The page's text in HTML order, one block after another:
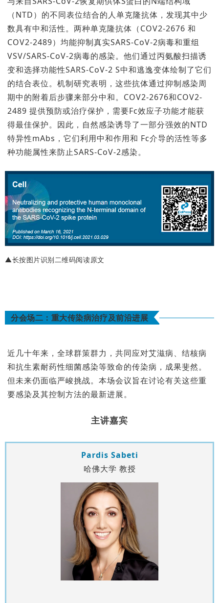
（NTD）的不同表位结合的人单克隆抗体，发现其中少
数具有中和活性。两种单克隆抗体（COV2-2676 和
COV2-2489）均能抑制真实SARS-CoV-2病毒和重组
VSV/SARS-CoV-2病毒的感染。他们通过丙氨酸扫描诱
变和选择功能性SARS-CoV-2 S中和逃逸变体绘制了它们
的结合表位。机制研究表明，这些抗体通过抑制感染周
期中的附着后步骤来部分中和。COV2-2676和COV2-
2489 提供预防或治疗保护，需要Fc效应子功能才能获
得最佳保护。因此，自然感染诱导了一部分强效的NTD
特异性mAbs，它们利用中和作用和 Fc介导的活性等多
种功能属性来防止SARS-CoV-2感染。
▲长按图片识别二维码阅读原文
分会场二：重大传染病治疗及前沿进展
近几十年来，全球群策群力，共同应对艾滋病、结核病
和抗生素耐药性细菌感染等致命的传染病，成果斐然。
但未来仍面临严峻挑战。本场会议旨在讨论有关这些重
要感染及其控制方法的最新进展。
主讲嘉宾
Pardis Sabeti
哈佛大学 教授